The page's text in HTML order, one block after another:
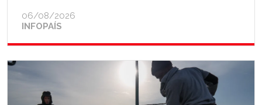
INFOPAÍS
06/08/2026